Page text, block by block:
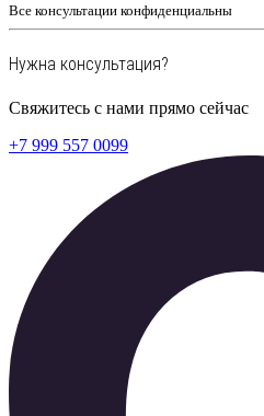
Все консультации конфиденциальны
Нужна консультация?
Свяжитесь с нами прямо сейчас
+7 999 557 0099